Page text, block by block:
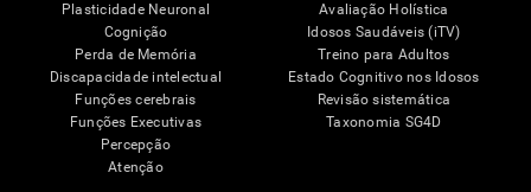
Plasticidade Neuronal
Cognição
Perda de Memória
Discapacidade intelectual
Funções cerebrais
Funções Executivas
Percepção
Atenção
Avaliação Holística
Idosos Saudáveis (iTV)
Treino para Adultos
Estado Cognitivo nos Idosos
Revisão sistemática
Taxonomia SG4D